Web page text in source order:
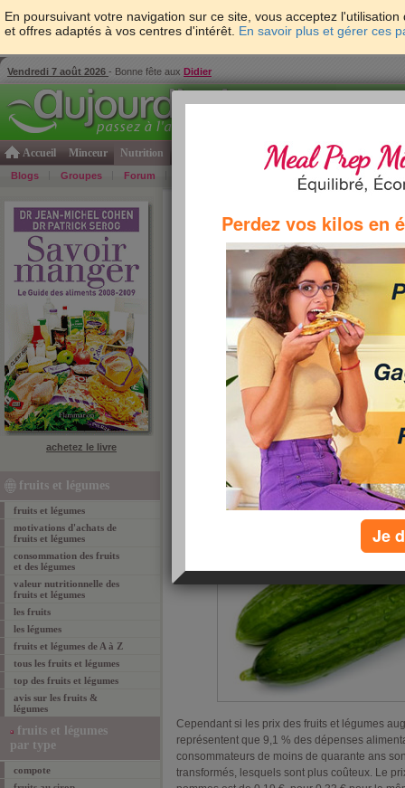
En poursuivant votre navigation sur ce site, vous acceptez
et offres adaptés à vos centres d'intérêt. En savoir plus et gérer ces
Vendredi 7 août 2026 - Bonne fête aux Didier
Accueil Minceur Nutrition Psycho & tests Forme & santé
Blogs Groupes Forum Bons Plans
achetez le livre
fruits et légumes
fruits et légumes
motivations d'achats de
fruits et légumes
consommation des fruits
et des légumes
valeur nutritionnelle des
fruits et légumes
les fruits
les légumes
fruits et légumes de A à Z
tous les fruits et légumes
top des fruits et légumes
avis sur les fruits &
légumes
fruits et légumes
par type
compote
motivations d'achats de fruits et
De façon assez surprenante, une étude du
des fruits et légumes a montré que le prix
dans les grandes surfaces que sur les
prix moyen au kilo était de 1,65 € sur les
supermarchés et 1,89 € dans les
% plus cher dans les grands magasins au
traditionnels. Les grandes surfaces restent
en moyenne pour les fruits à l’exception… de
vendus. Comble du paradoxe c’est le rayon
attention à l’étiquette et qu’ils disent bouder
Cependant si les prix des fruits et légumes
représentent que 9,1 % des dépenses
consommateurs de moins de quarante ans
transformés, lesquels sont plus coûteux. Le
Perdez vos kilos en
Je